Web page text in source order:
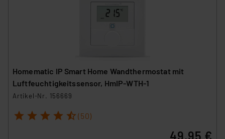
Homematic IP Smart Home Wandthermostat mit
Luftfeuchtigkeitssensor, HmIP-WTH-1
Artikel-Nr. 156669
1 2 3 4 5 (50)
49,95 €